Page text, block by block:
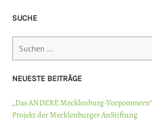
SUCHE
nach:
NEUESTE BEITRÄGE
„Das ANDERE Mecklenburg-
Projekt der Mecklenburger AnStiftung